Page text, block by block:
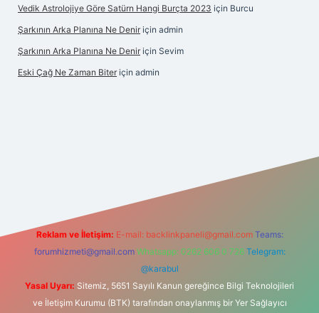
Vedik Astrolojiye Göre Satürn Hangi Burçta 2023 için Burcu
Şarkının Arka Planına Ne Denir için admin
Şarkının Arka Planına Ne Denir için Sevim
Eski Çağ Ne Zaman Biter için admin
Reklam ve İletişim: E-mail: backlinkpaneli@gmail.com Teams:
forumhizmeti@gmail.com Whatsapp: 0262 606 0 726 Telegram:
@karabul
Yasal Uyarı: Sitemiz, 5651 Sayılı Kanun gereğince Bilgi Teknolojileri
ve İletişim Kurumu (BTK) tarafından onaylanmış bir Yer Sağlayıcı